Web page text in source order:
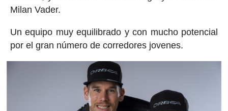
Milan Vader.
Un equipo muy equilibrado y con mucho potencial
por el gran número de corredores jovenes.